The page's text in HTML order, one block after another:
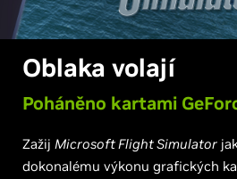
Oblaka volají
Poháněno kartami G
Zažij Microsoft Flight Simulator
dokonalému výkonu grafických